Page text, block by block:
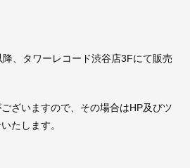
、タワーレコード渋谷店3Fにて販売
ざいますので、その場合はHP及びツ
たします。